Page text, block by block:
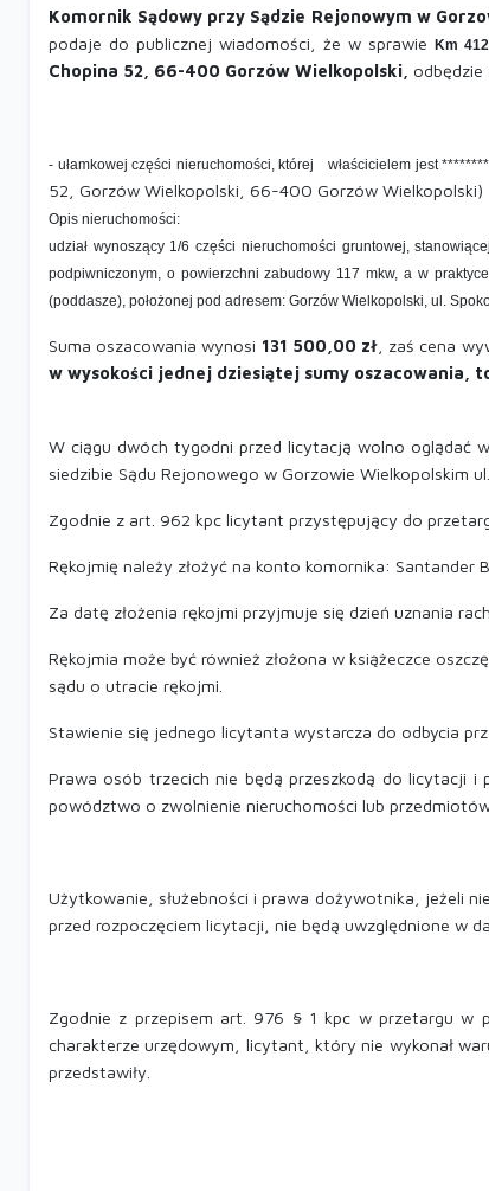
Komornik Sądowy przy Sądzie Rejonowym w
podaje do publicznej wiadomości, że w sprawie
Km
Chopina 52, 66-400 Gorzów Wielkopolski, odbędzie
- ułamkowej części nieruchomości, której właścicielem jest
52, Gorzów Wielkopolski, 66-400 Gorzów Wielkopolski)
Opis nieruchomości:
udział wynoszący 1/6 części nieruchomości gruntowej,
podpiwniczonym, o powierzchni zabudowy 117 mkw, a w
(poddasze), położonej pod adresem: Gorzów Wielkopolski, ul.
Suma oszacowania wynosi 131 500,00 zł , zaś cena
w wysokości jednej dziesiątej sumy oszacowania,
W ciągu dwóch tygodni przed licytacją wolno oglądać
siedzibie Sądu Rejonowego w Gorzowie Wielkopolskim
Zgodnie z art. 962 kpc licytant przystępujący do
Rękojmię należy złożyć na konto komornika:
Za datę złożenia rękojmi przyjmuje się dzień uznania
Rękojmia może być również złożona w książeczce
sądu o utracie rękojmi.
Stawienie się jednego licytanta wystarcza do odbycia
Prawa osób trzecich nie będą przeszkodą do licytacji i
powództwo o zwolnienie nieruchomości lub
Użytkowanie, służebności i prawa dożywotnika, jeżeli
przed rozpoczęciem licytacji, nie będą uwzględnione w
Zgodnie z przepisem art. 976 § 1 kpc w przetargu w
charakterze urzędowym, licytant, który nie wykonał
przedstawiły.